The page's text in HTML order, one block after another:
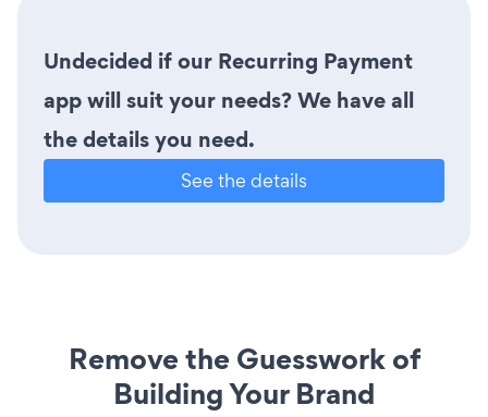
Undecided if our Recurring Payment
app will suit your needs? We have all
the details you need.
See the details
Remove the Guesswork of
Building Your Brand